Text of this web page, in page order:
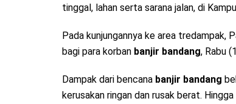
tinggal, lahan serta sarana jalan, di
Pada kunjungannya ke area tredampak,
bagi para korban banjir bandang, Rabu
Dampak dari bencana banjir bandang
kerusakan ringan dan rusak berat.